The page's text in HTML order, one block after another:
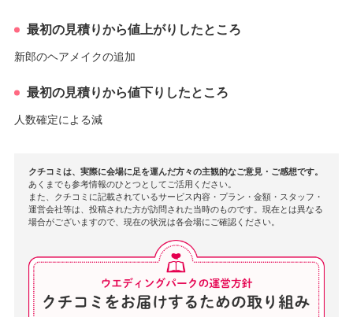
最初の見積りから値上がりしたところ
新郎のヘアメイクの追加
最初の見積りから値下りしたところ
人数確定による減
クチコミは、実際に会場に足を運んだ方々の主観的なご意見・ご感想です。
あくまでも参考情報のひとつとしてご活用ください。
また、クチコミに記載されているサービス内容・プラン・金額・スタッフ・
運営会社等は、投稿された方が訪問された当時のものです。現在とは異なる
場合がございますので、現在の状況は各会場にご確認ください。